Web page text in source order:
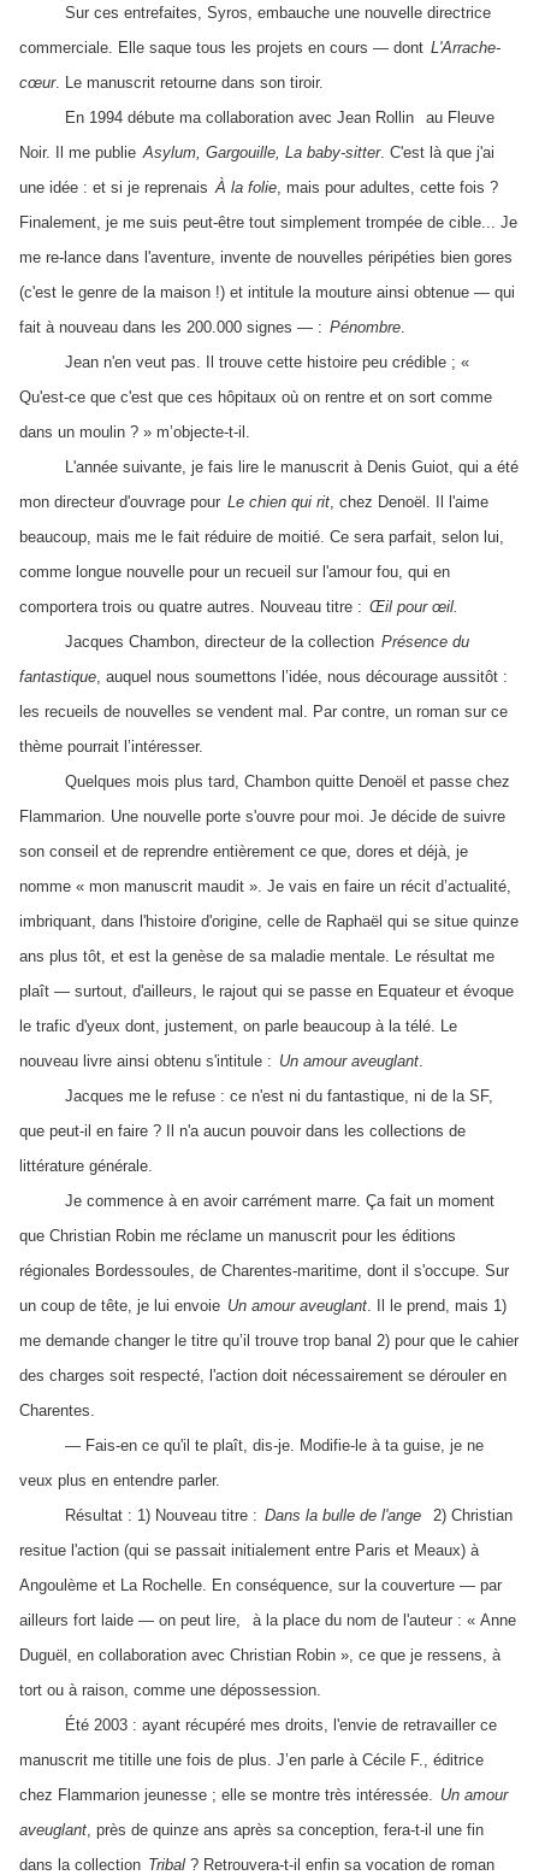
Sur ces entrefaites, Syros, embauche une nouvelle directrice
commerciale. Elle saque tous les projets en cours — dont L'Arrache-
cœur. Le manuscrit retourne dans son tiroir.
En 1994 débute ma collaboration avec Jean Rollin
au Fleuve
Noir. Il me publie Asylum, Gargouille, La baby-sitter. C'est là que j'ai
une idée : et si je reprenais À la folie, mais pour adultes, cette fois ?
Finalement, je me suis peut-être tout simplement trompée de cible... Je
me re-lance dans l'aventure, invente de nouvelles péripéties bien gores
(c'est le genre de la maison !) et intitule la mouture ainsi obtenue — qui
fait à nouveau dans les 200.000 signes — : Pénombre.
Jean n'en veut pas. Il trouve cette histoire peu crédible ; «
Qu'est-ce que c'est que ces hôpitaux où on rentre et on sort comme
dans un moulin ? » m’objecte-t-il.
L'année suivante, je fais lire le manuscrit à Denis Guiot, qui a été
mon directeur d'ouvrage pour Le chien qui rit, chez Denoël. Il l'aime
beaucoup, mais me le fait réduire de moitié. Ce sera parfait, selon lui,
comme longue nouvelle pour un recueil sur l'amour fou, qui en
comportera trois ou quatre autres. Nouveau titre : Œil pour œil.
Jacques Chambon, directeur de la collection Présence du
fantastique, auquel nous soumettons l’idée, nous décourage aussitôt :
les recueils de nouvelles se vendent mal. Par contre, un roman sur ce
thème pourrait l’intéresser.
Quelques mois plus tard, Chambon quitte Denoël et passe chez
Flammarion. Une nouvelle porte s'ouvre pour moi. Je décide de suivre
son conseil et de reprendre entièrement ce que, dores et déjà, je
nomme « mon manuscrit maudit ». Je vais en faire un récit d’actualité,
imbriquant, dans l'histoire d'origine, celle de Raphaël qui se situe quinze
ans plus tôt, et est la genèse de sa maladie mentale. Le résultat me
plaît — surtout, d'ailleurs, le rajout qui se passe en Equateur et évoque
le trafic d'yeux dont, justement, on parle beaucoup à la télé. Le
nouveau livre ainsi obtenu s'intitule : Un amour aveuglant.
Jacques me le refuse : ce n'est ni du fantastique, ni de la SF,
que peut-il en faire ? Il n'a aucun pouvoir dans les collections de
littérature générale.
Je commence à en avoir carrément marre. Ça fait un moment
que Christian Robin me réclame un manuscrit pour les éditions
régionales Bordessoules, de Charentes-maritime, dont il s'occupe. Sur
un coup de tête, je lui envoie Un amour aveuglant. Il le prend, mais 1)
me demande changer le titre qu’il trouve trop banal 2) pour que le cahier
des charges soit respecté, l'action doit nécessairement se dérouler en
Charentes.
— Fais-en ce qu'il te plaît, dis-je. Modifie-le à ta guise, je ne
veux plus en entendre parler.
Résultat : 1) Nouveau titre : Dans la bulle de l'ange
2) Christian
resitue l'action (qui se passait initialement entre Paris et Meaux) à
Angoulème et La Rochelle. En conséquence, sur la couverture — par
ailleurs fort laide — on peut lire,
à la place du nom de l'auteur : « Anne
Duguël, en collaboration avec Christian Robin », ce que je ressens, à
tort ou à raison, comme une dépossession.
Été 2003 : ayant récupéré mes droits, l'envie de retravailler ce
manuscrit me titille une fois de plus. J’en parle à Cécile F., éditrice
chez Flammarion jeunesse ; elle se montre très intéressée. Un amour
aveuglant, près de quinze ans après sa conception, fera-t-il une fin
dans la collection Tribal ? Retrouvera-t-il enfin sa vocation de roman